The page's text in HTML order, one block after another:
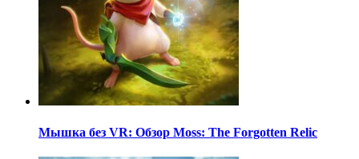
Мышка без VR: Обзор Moss: The Forgotten Relic